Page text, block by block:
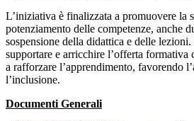
L’iniziativa è finalizzata a promuovere la
potenziamento delle competenze, anche
sospensione della didattica e delle
supportare e arricchire l’offerta
a rafforzare l’apprendimento, favorendo
l’inclusione.
Documenti Generali